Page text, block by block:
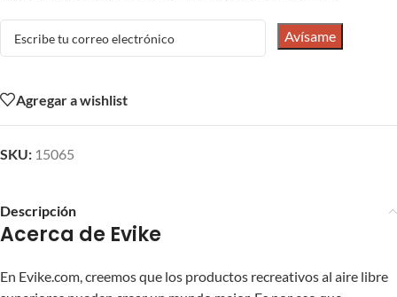
Avísame
Agregar a wishlist
SKU: 15065
Descripción
Acerca de Evike
En Evike.com, creemos que los productos recreativos al aire libre